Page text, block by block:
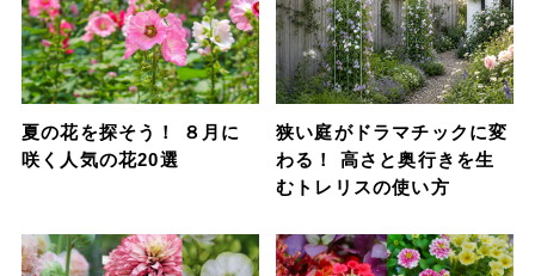
夏の花を探そう！ ８月に
咲く人気の花20選
狭い庭がドラマチックに変
わる！ 高さと奥行きを生
むトレリスの使い方